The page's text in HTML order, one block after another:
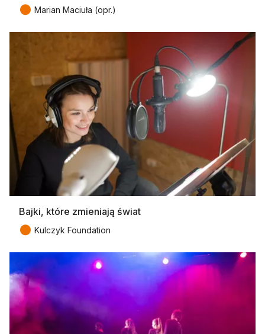
● Marian Maciuła (opr.)
Bajki, które zmieniają świat
● Kulczyk Foundation